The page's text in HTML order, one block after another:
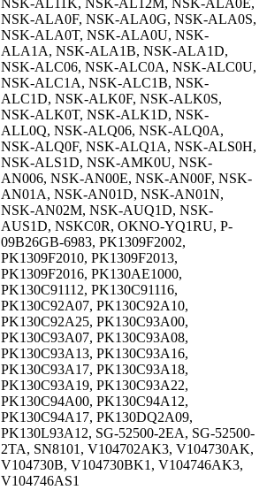
NSK-AL11K, NSK-AL12M, NSK-ALA0E,
NSK-ALA0F, NSK-ALA0G, NSK-ALA0S,
NSK-ALA0T, NSK-ALA0U, NSK-
ALA1A, NSK-ALA1B, NSK-ALA1D,
NSK-ALC06, NSK-ALC0A, NSK-ALC0U,
NSK-ALC1A, NSK-ALC1B, NSK-
ALC1D, NSK-ALK0F, NSK-ALK0S,
NSK-ALK0T, NSK-ALK1D, NSK-
ALL0Q, NSK-ALQ06, NSK-ALQ0A,
NSK-ALQ0F, NSK-ALQ1A, NSK-ALS0H,
NSK-ALS1D, NSK-AMK0U, NSK-
AN006, NSK-AN00E, NSK-AN00F, NSK-
AN01A, NSK-AN01D, NSK-AN01N,
NSK-AN02M, NSK-AUQ1D, NSK-
AUS1D, NSKC0R, OKNO-YQ1RU, P-
09B26GB-6983, PK1309F2002,
PK1309F2010, PK1309F2013,
PK1309F2016, PK130AE1000,
PK130C91112, PK130C91116,
PK130C92A07, PK130C92A10,
PK130C92A25, PK130C93A00,
PK130C93A07, PK130C93A08,
PK130C93A13, PK130C93A16,
PK130C93A17, PK130C93A18,
PK130C93A19, PK130C93A22,
PK130C94A00, PK130C94A12,
PK130C94A17, PK130DQ2A09,
PK130L93A12, SG-52500-2EA, SG-52500-
2TA, SN8101, V104702AK3, V104730AK,
V104730B, V104730BK1, V104746AK3,
V104746AS1